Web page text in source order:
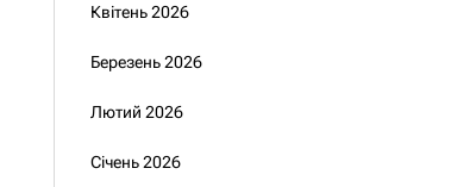
Квітень 2026
Березень 2026
Лютий 2026
Січень 2026